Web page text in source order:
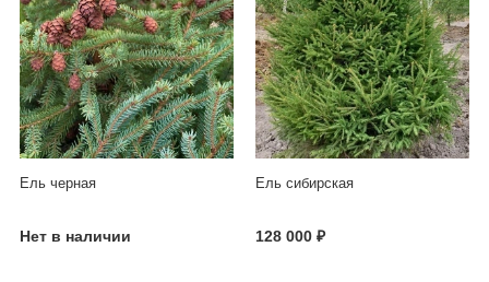
Ель черная
Нет в наличии
Ель сибирская
128 000 ₽